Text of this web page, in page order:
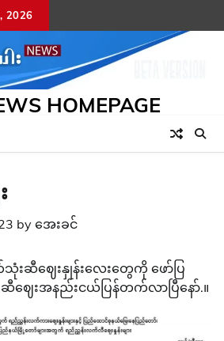
2026
HOMEPAGE
by အေးခင်
းဆီဈေးနှုန်းလေးတွေကို ဖော်ပြ
ဈေးအနည်းငယ်ပြန်တက်လာပြီနော်.။